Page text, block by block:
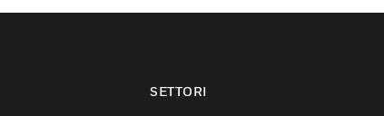
SETTORI